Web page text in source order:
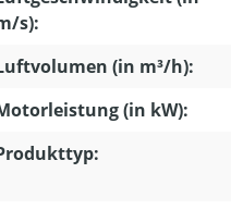
s):
(in m³/h):
(in kW):